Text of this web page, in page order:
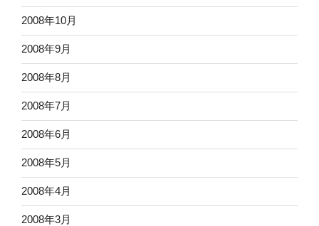
2008年10月
2008年9月
2008年8月
2008年7月
2008年6月
2008年5月
2008年4月
2008年3月